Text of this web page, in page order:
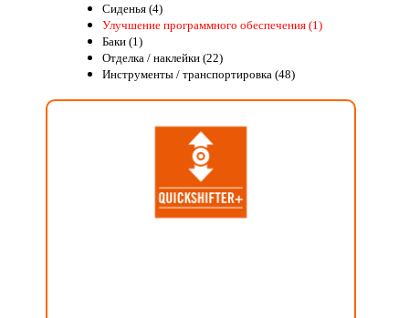
Сиденья (4)
Улучшение программного обеспечения (1)
Баки (1)
Отделка / наклейки (22)
Инструменты / транспортировка (48)